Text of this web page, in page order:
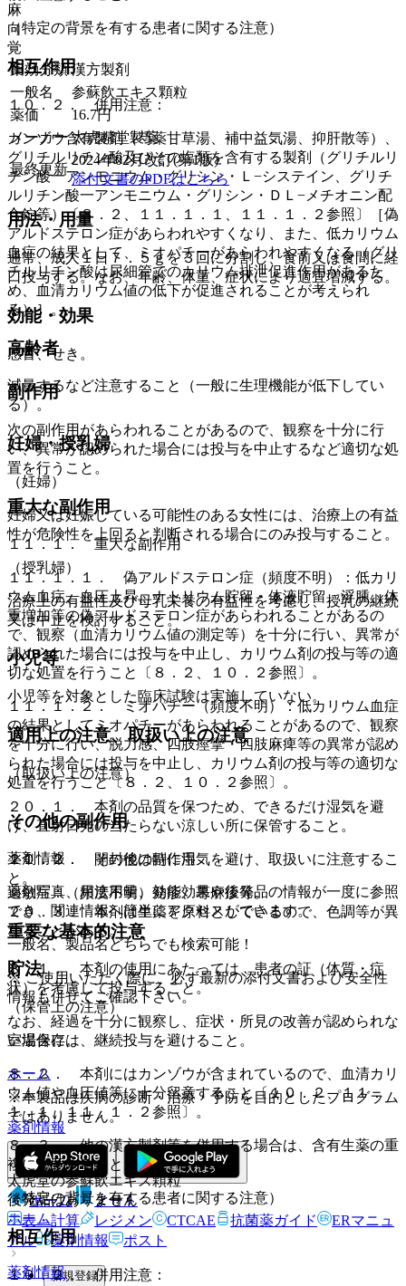
（特定の背景を有する患者に関する注意）
相互作用
１０．２． 併用注意：
カンゾウ含有製剤（芍薬甘草湯、補中益気湯、抑肝散等）、
グリチルリチン酸及びその塩類を含有する製剤（グリチルリ
チン酸一アンモニウム・グリシン・Ｌ−システイン、グリチ
ルリチン酸一アンモニウム・グリシン・ＤＬ−メチオニン配
合錠等）〔８．２、１１．１．１、１１．１．２参照〕［偽
アルドステロン症があらわれやすくなり、また、低カリウム
血症の結果として、ミオパチーがあらわれやすくなる（グリ
チルリチン酸は尿細管でのカリウム排泄促進作用があるた
め、血清カリウム値の低下が促進されることが考えられ
る）］。
高齢者
減量するなど注意すること（一般に生理機能が低下してい
る）。
妊婦・授乳婦
（妊婦）
妊婦又は妊娠している可能性のある女性には、治療上の有益
性が危険性を上回ると判断される場合にのみ投与すること。
（授乳婦）
治療上の有益性及び母乳栄養の有益性を考慮し、授乳の継続
又は中止を検討すること。
小児等
小児等を対象とした臨床試験は実施していない。
適用上の注意、取扱い上の注意
（取扱い上の注意）
２０．１． 本剤の品質を保つため、できるだけ湿気を避
け、直射日光の当たらない涼しい所に保管すること。
２０．２． 開封後は特に湿気を避け、取扱いに注意するこ
と。
２０．３． 本剤は生薬を原料としているので、色調等が異
なることがある。
貯法
（保管上の注意）
室温保存。
ホーム
薬剤情報
太虎堂の参蘇飲エキス顆粒
後発品はありません
ホーム
薬剤情報
麻
向
覚
薬効分類 漢方製剤
一般名
参蘇飲エキス顆粒
薬価
16.7円
メーカー 太虎精堂製薬
最終更新
2024年02月改訂(第1版)
添付文書のPDFはこちら
用法・用量
通常、成人１日７．５ｇを３回に分割し、食前又は食間に経
口投与する。なお、年齢、体重、症状により適宜増減する。
効能・効果
感冒、せき。
副作用
次の副作用があらわれることがあるので、観察を十分に行
い、異常が認められた場合には投与を中止するなど適切な処
置を行うこと。
重大な副作用
１１．１． 重大な副作用
１１．１．１． 偽アルドステロン症（頻度不明）：低カリ
ウム血症、血圧上昇、ナトリウム貯留・体液貯留、浮腫、体
重増加等の偽アルドステロン症があらわれることがあるの
で、観察（血清カリウム値の測定等）を十分に行い、異常が
認められた場合には投与を中止し、カリウム剤の投与等の適
切な処置を行うこと〔８．２、１０．２参照〕。
１１．１．２． ミオパチー（頻度不明）：低カリウム血症
の結果としてミオパチーがあらわれることがあるので、観察
を十分に行い、脱力感、四肢痙攣・四肢麻痺等の異常が認め
られた場合には投与を中止し、カリウム剤の投与等の適切な
処置を行うこと〔８．２、１０．２参照〕。
その他の副作用
１１．２． その他の副作用
過敏症：（頻度不明）発疹、蕁麻疹等。
重要な基本的注意
８．１． 本剤の使用にあたっては、患者の証（体質・症
状）を考慮して投与すること。
なお、経過を十分に観察し、症状・所見の改善が認められな
い場合には、継続投与を避けること。
８．２． 本剤にはカンゾウが含まれているので、血清カリ
ウム値や血圧値等に十分留意すること〔１０．２、１１．
１．１、１１．１．２参照〕。
８．３． 他の漢方製剤等を併用する場合は、含有生薬の重
複に注意すること。
（特定の背景を有する患者に関する注意）
相互作用
１０．２． 併用注意：
薬剤情報
薬剤写真、用法用量、効能効果や後発品の情報が一度に参照
でき、関連情報へ簡単にアクセスができます。
一般名、製品名どちらでも検索可能！
※ ご使用いただく際に、必ず最新の添付文書および安全性
情報も併せてご確認下さい。
※本製品は疾病の診断・治療・予防を目的としたプログラム
ではありません。
ホーム
ノート
表・計算
レジメン CTCAE 抗菌薬ガイド
ERマニュ
アル
薬剤情報 ポスト
新規登録